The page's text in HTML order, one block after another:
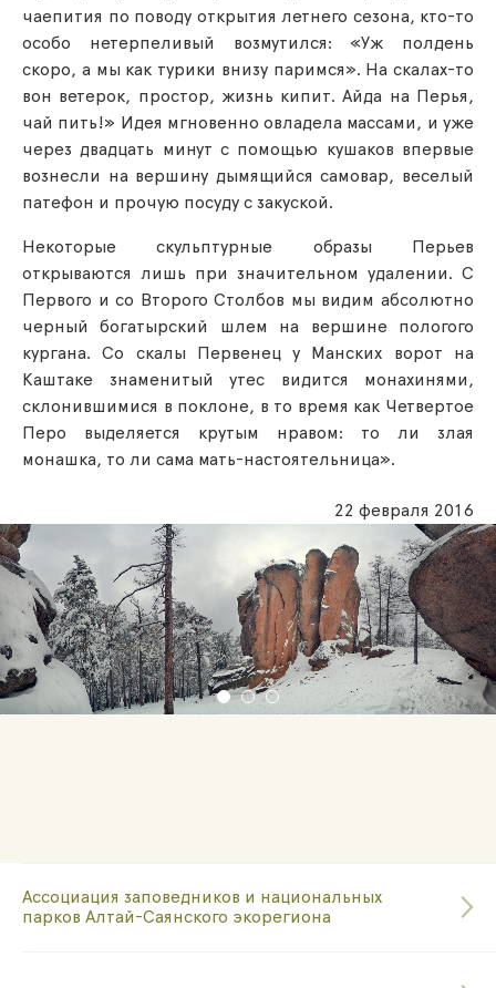
чаепития по поводу открытия летнего сезона, кто-то
особо нетерпеливый возмутился: «Уж полдень
скоро, а мы как турики внизу паримся». На скалах-то
вон ветерок, простор, жизнь кипит. Айда на Перья,
чай пить!» Идея мгновенно овладела массами, и уже
через двадцать минут с помощью кушаков впервые
вознесли на вершину дымящийся самовар, веселый
патефон и прочую посуду с закуской.
Некоторые скульптурные образы Перьев
открываются лишь при значительном удалении. С
Первого и со Второго Столбов мы видим абсолютно
черный богатырский шлем на вершине пологого
кургана. Со скалы Первенец у Манских ворот на
Каштаке знаменитый утес видится монахинями,
склонившимися в поклоне, в то время как Четвертое
Перо выделяется крутым нравом: то ли злая
монашка, то ли сама мать-настоятельница».
22 февраля 2016
Ассоциация заповедников и национальных
парков Алтай-Саянского экорегиона